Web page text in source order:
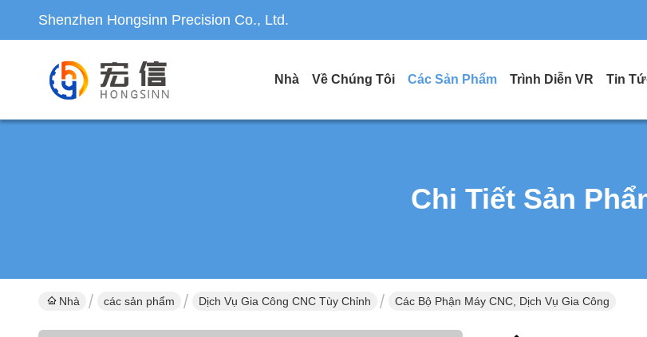
Shenzhen Hongsinn Precision Co., Ltd.
Nhà Về Chúng Tôi Các Sản Phẩm Trình Diễn VR Tin
Chi Tiết Sản
Nhà các sản phẩm Dịch Vụ Gia Công CNC Tùy Chỉnh Các Bộ Phận Máy CNC, Dịch Vụ Gia Công